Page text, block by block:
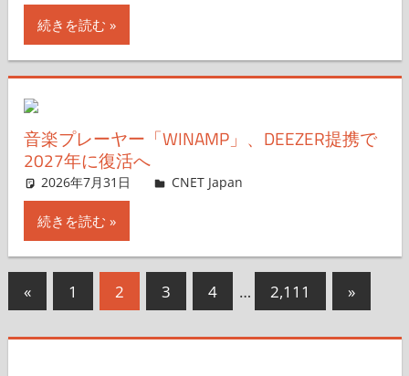
続きを読む
音楽プレーヤー「WINAMP」、DEEZER提携で
2027年に復活へ
2026年7月31日 CNET Japan
続きを読む
投
«前
の
記
1 2 3 4 … 2,111
次
の
記
»